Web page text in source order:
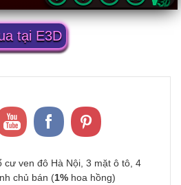
tại E3D
cư ven đô Hà Nội, 3 mặt ô tô, 4
chủ bán (1% hoa hồng)